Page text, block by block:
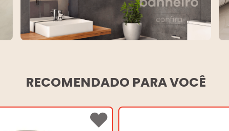
RECOMENDADO PARA VOCÊ